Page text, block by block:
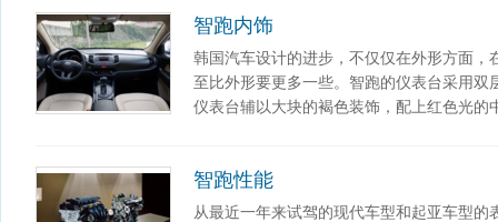
智跑内饰
韩国汽车设计的进步，不仅仅在外形方面
至比外形要更多一些。智跑的仪表台采用
仪表台辅以大块的褐色装饰，配上红色光的
智跑性能
从最近一年来试驾的现代车型和起亚车型